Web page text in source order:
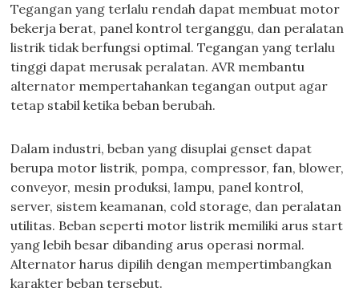
Tegangan yang terlalu rendah dapat membuat motor
bekerja berat, panel kontrol terganggu, dan peralatan
listrik tidak berfungsi optimal. Tegangan yang terlalu
tinggi dapat merusak peralatan. AVR membantu
alternator mempertahankan tegangan output agar
tetap stabil ketika beban berubah.
Dalam industri, beban yang disuplai genset dapat
berupa motor listrik, pompa, compressor, fan, blower,
conveyor, mesin produksi, lampu, panel kontrol,
server, sistem keamanan, cold storage, dan peralatan
utilitas. Beban seperti motor listrik memiliki arus start
yang lebih besar dibanding arus operasi normal.
Alternator harus dipilih dengan mempertimbangkan
karakter beban tersebut.